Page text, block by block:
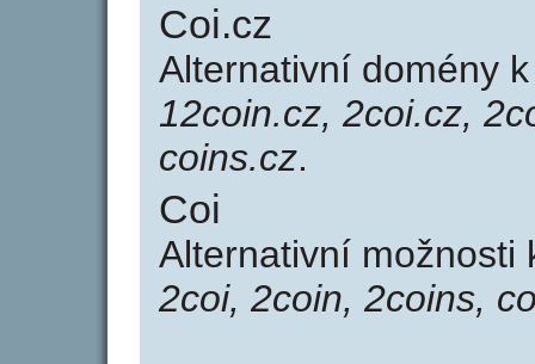
Coi.cz
Alternativní domény
12coin.cz, 2coi.cz,
coins.cz.
Coi
Alternativní možnosti
2coi, 2coin, 2coins,